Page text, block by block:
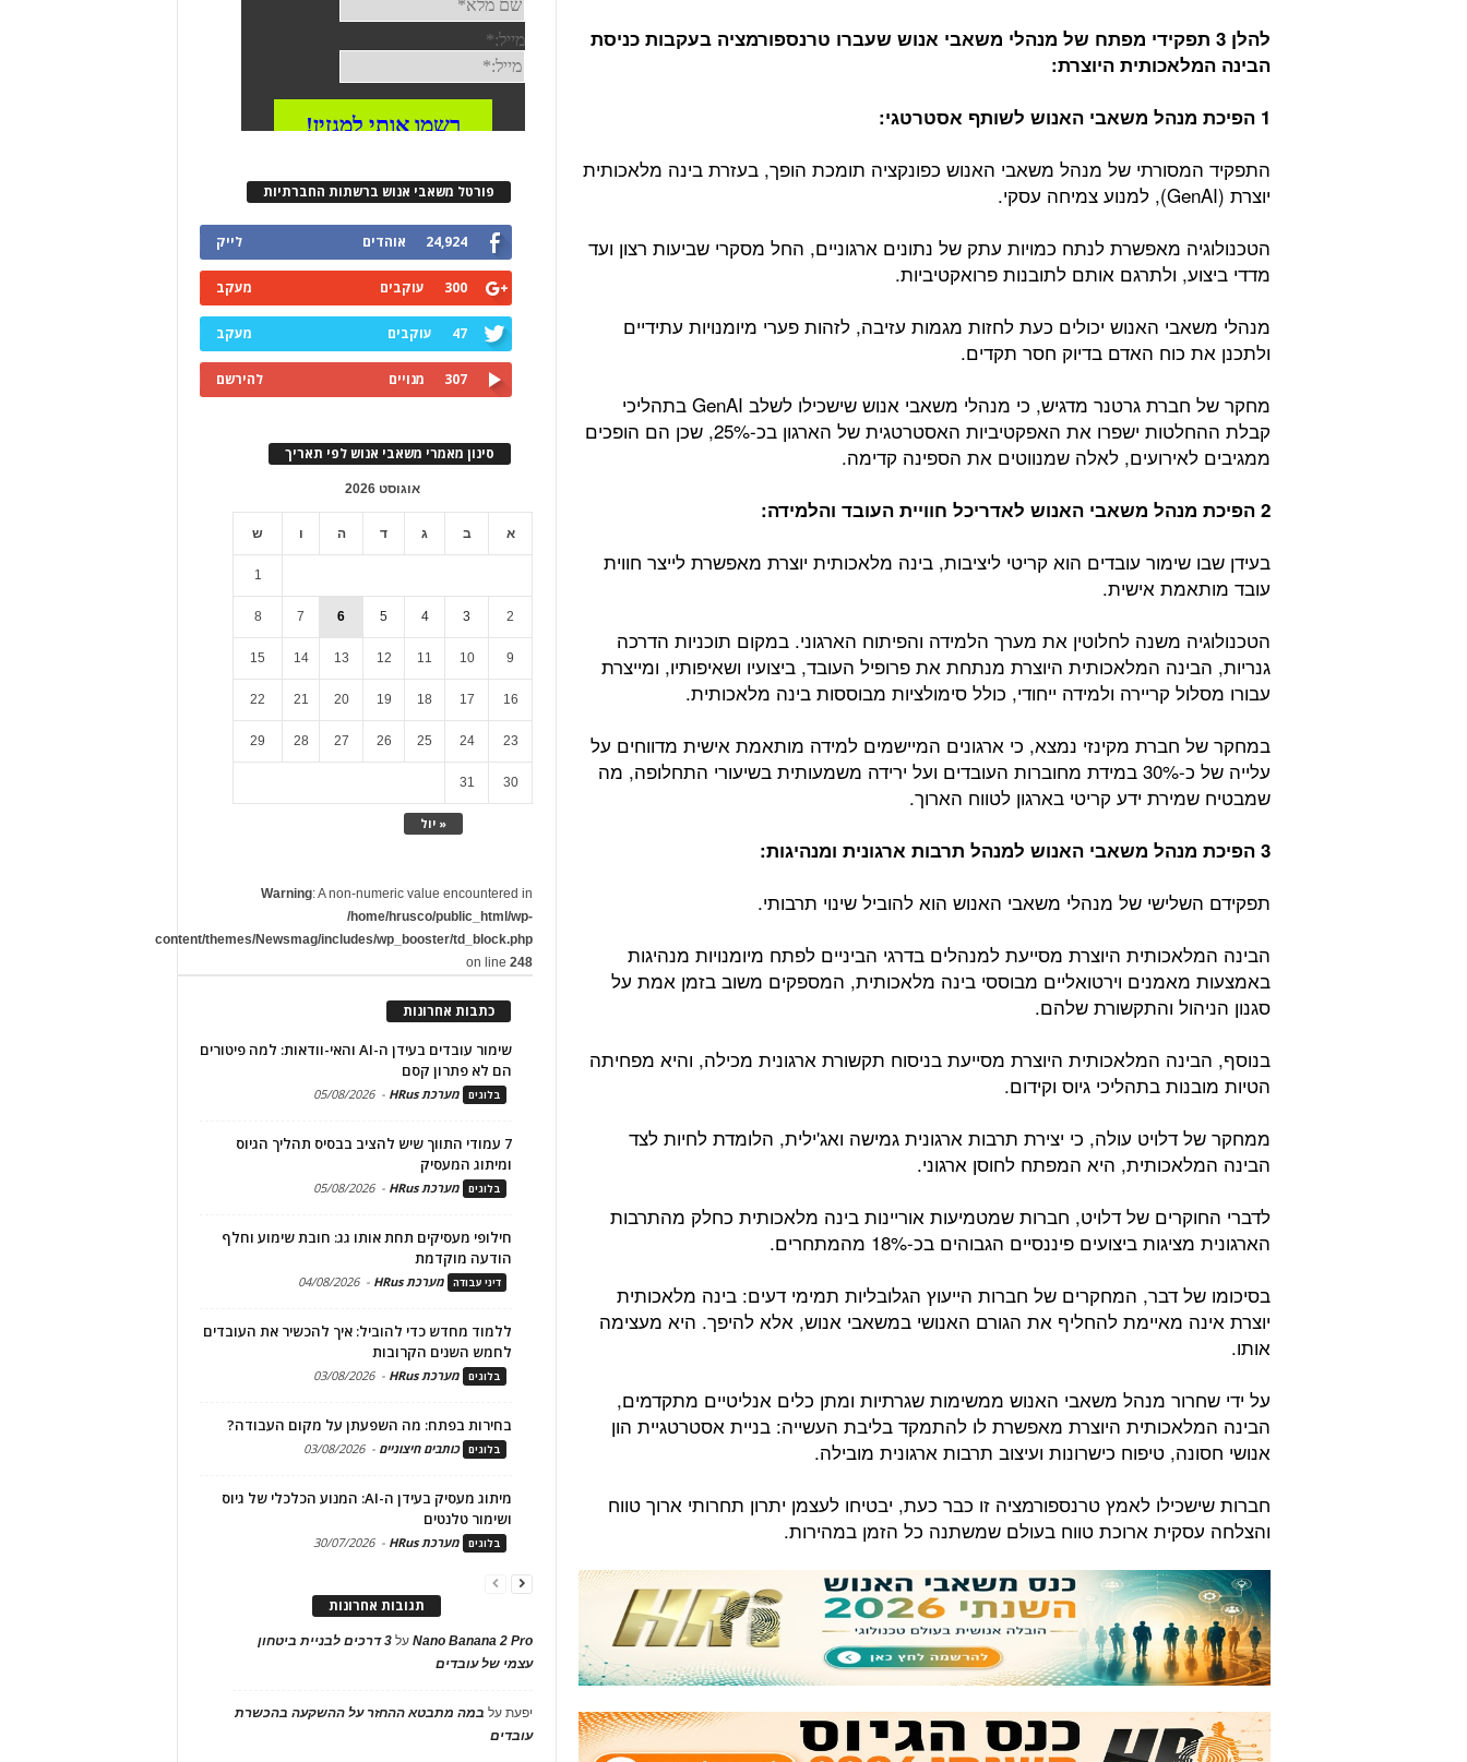
להלן 3 תפקידי מפתח של מנהלי משאבי אנוש שעברו טרנספורמציה בעקבות כניסת
הבינה המלאכותית היוצרת:
1 הפיכת מנהל משאבי האנוש לשותף אסטרטגי:
התפקיד המסורתי של מנהל משאבי האנוש כפונקציה תומכת הופך, בעזרת בינה מלאכותית
יוצרת (GenAI), למנוע צמיחה עסקי.
הטכנולוגיה מאפשרת לנתח כמויות עתק של נתונים ארגוניים, החל מסקרי שביעות רצון ועד
מדדי ביצוע, ולתרגם אותם לתובנות פרואקטיביות.
מנהלי משאבי האנוש יכולים כעת לחזות מגמות עזיבה, לזהות פערי מיומנויות עתידיים
ולתכנן את כוח האדם בדיוק חסר תקדים.
מחקר של חברת גרטנר מדגיש, כי מנהלי משאבי אנוש שישכילו לשלב GenAI בתהליכי
קבלת ההחלטות ישפרו את האפקטיביות האסטרטגית של הארגון בכ-25%, שכן הם הופכים
ממגיבים לאירועים, לאלה שמנווטים את הספינה קדימה.
2 הפיכת מנהל משאבי האנוש לאדריכל חוויית העובד והלמידה:
בעידן שבו שימור עובדים הוא קריטי ליציבות, בינה מלאכותית יוצרת מאפשרת לייצר חווית
עובד מותאמת אישית.
הטכנולוגיה משנה לחלוטין את מערך הלמידה והפיתוח הארגוני. במקום תוכניות הדרכה
גנריות, הבינה המלאכותית היוצרת מנתחת את פרופיל העובד, ביצועיו ושאיפותיו, ומייצרת
עבורו מסלול קריירה ולמידה ייחודי, כולל סימולציות מבוססות בינה מלאכותית.
במחקר של חברת מקינזי נמצא, כי ארגונים המיישמים למידה מותאמת אישית מדווחים על
עלייה של כ-30% במידת מחוברות העובדים ועל ירידה משמעותית בשיעורי התחלופה, מה
שמבטיח שמירת ידע קריטי בארגון לטווח הארוך.
3 הפיכת מנהל משאבי האנוש למנהל תרבות ארגונית ומנהיגות:
תפקידם השלישי של מנהלי משאבי האנוש הוא להוביל שינוי תרבותי.
הבינה המלאכותית היוצרת מסייעת למנהלים בדרגי הביניים לפתח מיומנויות מנהיגות
באמצעות מאמנים וירטואליים מבוססי בינה מלאכותית, המספקים משוב בזמן אמת על
סגנון הניהול והתקשורת שלהם.
בנוסף, הבינה המלאכותית היוצרת מסייעת בניסוח תקשורת ארגונית מכילה, והיא מפחיתה
הטיות מובנות בתהליכי גיוס וקידום.
ממחקר של דלויט עולה, כי יצירת תרבות ארגונית גמישה ואג'ילית, הלומדת לחיות לצד
הבינה המלאכותית, היא המפתח לחוסן ארגוני.
לדברי החוקרים של דלויט, חברות שמטמיעות אוריינות בינה מלאכותית כחלק מהתרבות
הארגונית מציגות ביצועים פיננסיים הגבוהים בכ-18% מהמתחרים.
בסיכומו של דבר, המחקרים של חברות הייעוץ הגלובליות תמימי דעים: בינה מלאכותית
יוצרת אינה מאיימת להחליף את הגורם האנושי במשאבי אנוש, אלא להיפך. היא מעצימה
אותו.
על ידי שחרור מנהל משאבי האנוש ממשימות שגרתיות ומתן כלים אנליטיים מתקדמים,
הבינה המלאכותית היוצרת מאפשרת לו להתמקד בליבת העשייה: בניית אסטרטגיית הון
אנושי חסונה, טיפוח כישרונות ועיצוב תרבות ארגונית מובילה.
חברות שישכילו לאמץ טרנספורמציה זו כבר כעת, יבטיחו לעצמן יתרון תחרותי ארוך טווח
והצלחה עסקית ארוכת טווח בעולם שמשתנה כל הזמן במהירות.
פורטל משאבי אנוש ברשתות החברתיות
24,924 אוהדים לייק
300 עוקבים מעקב
47 עוקבים מעקב
307 מנויים להירשם
סינון מאמרי משאבי אנוש לפי תאריך
אוגוסט 2026
א ב ג ד ה ו ש
« יול
1
2
3
4
5
6
7
8
9
10
11
12
13
14
15
16
17
18
19
20
21
22
23
24
25
26
27
28
29
30
31
Warning: A non-numeric value encountered in
/home/hrusco/public_html/wp-
content/themes/Newsmag/includes/wp_booster/td_block.php
on line248
כתבות אחרונות
שימור עובדים בעידן ה-AI והאי-וודאות: למה פיטורים
הם לא פתרון קסם
בלוגים מערכת HRus -
05/08/2026
7 עמודי התווך שיש להציב בבסיס תהליך הגיוס
ומיתוג המעסיק
בלוגים מערכת HRus -
05/08/2026
חילופי מעסיקים תחת אותו גג: חובת שימוע וחלף
הודעה מוקדמת
דיני עבודה מערכת HRus -
04/08/2026
ללמוד מחדש כדי להוביל: איך להכשיר את העובדים
לחמש השנים הקרובות
בלוגים מערכת HRus -
03/08/2026
בחירות בפתח: מה השפעתן על מקום העבודה?
בלוגים כותבים חיצוניים -
03/08/2026
מיתוג מעסיק בעידן ה-AI: המנוע הכלכלי של גיוס
ושימור טלנטים
בלוגים מערכת HRus -
30/07/2026
תגובות אחרונות
Nano Banana 2 Proעל
3 דרכים לבניית ביטחון
עצמי של עובדים
יפעתעל במה מתבטא ההחזר על ההשקעה בהכשרת
עובדים